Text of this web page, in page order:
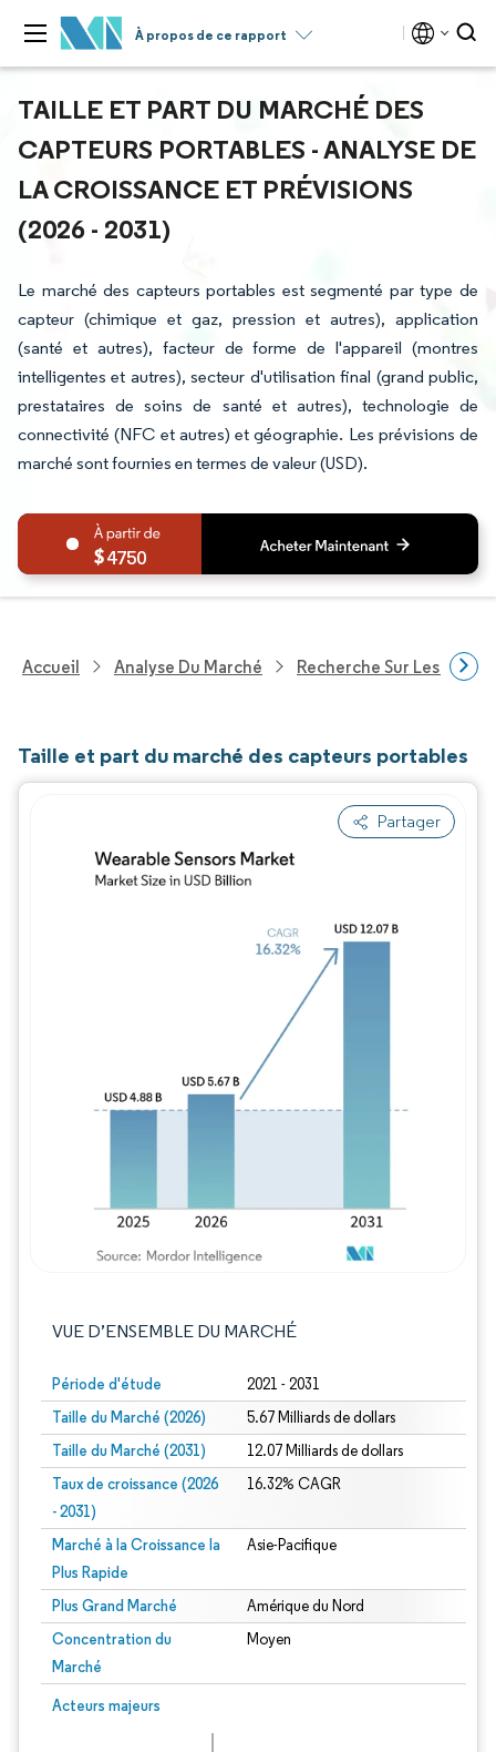
À propos de ce rapport
TAILLE ET PART DU MARCHÉ DES
CAPTEURS PORTABLES - ANALYSE DE
LA CROISSANCE ET PRÉVISIONS
(2026 - 2031)
Le marché des capteurs portables est segmenté par type de
capteur (chimique et gaz, pression et autres), application
(santé et autres), facteur de forme de l'appareil (montres
intelligentes et autres), secteur d'utilisation final (grand public,
prestataires de soins de santé et autres), technologie de
connectivité (NFC et autres) et géographie. Les prévisions de
marché sont fournies en termes de valeur (USD).
4750
Accueil Analyse Du Marché Recherche Sur Les
Taille et part du marché des capteurs portables
Partager
VUE D’ENSEMBLE DU MARCHÉ
Période d'étude 2021 - 2031
Taille du Marché (2026) 5.67 Milliards de dollars
Taille du Marché (2031) 12.07 Milliards de dollars
Taux de croissance (2026
- 2031)
16.32% CAGR
Marché à la Croissance la
Plus Rapide
Asie-Pacifique
Plus Grand Marché Amérique du Nord
Concentration du
Marché
Moyen
Acteurs majeurs
Image © Mordor Intelligence. La réutilisation nécessite une attribution sous CC
Image © Mordor Intelligence. La